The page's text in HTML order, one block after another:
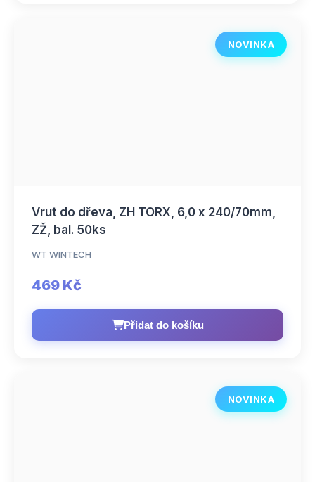
NOVINKA
Vrut do dřeva, ZH TORX, 6,0 x 240/70mm,
ZŽ, bal. 50ks
WT WINTECH
469 Kč
Přidat do košíku
NOVINKA